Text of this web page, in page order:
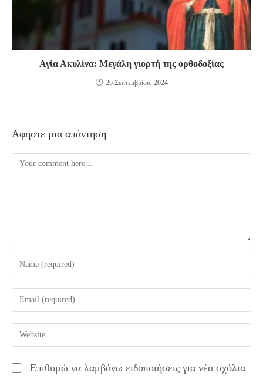
Αγία Ακυλίνα: Μεγάλη γιορτή της ορθοδοξίας
26 Σεπτεμβρίου, 2024
Αφήστε μια απάντηση
Comment
Enter
your
name
comment
Enter
your
email
address
comment
Enter
your
URL
Επιθυμώ να λαμβάνω ειδοποιήσεις για νέα σχόλια